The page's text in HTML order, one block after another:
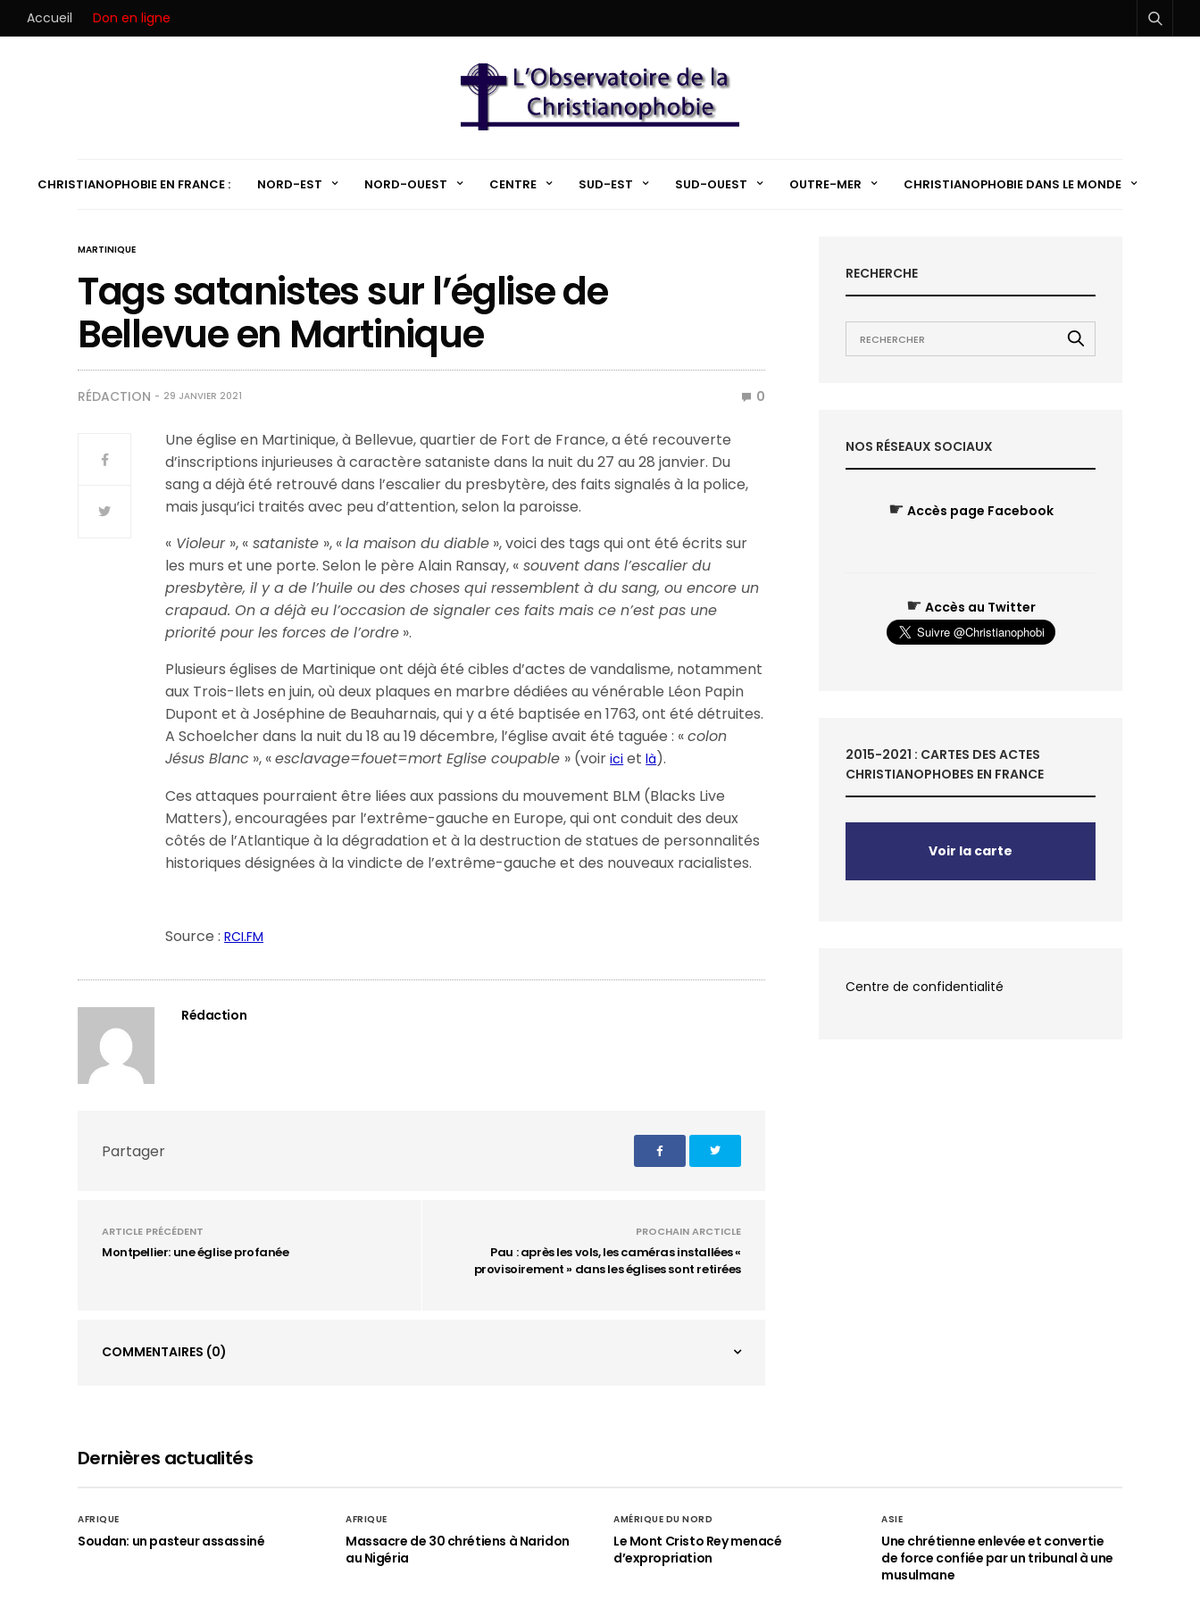
Accueil Don en ligne
CHRISTIANOPHOBIE EN FRANCE : NORD-EST NORD-OUEST CENTRE SUD-EST SUD-OUEST OUTRE-MER CHRISTIANOPHOBIE DANS LE MONDE
MARTINIQUE
Tags satanistes sur l’église de
Bellevue en Martinique
RÉDACTION 29 JANVIER 2021 0
Une église en Martinique, à Bellevue, quartier de Fort de France, a été recouverte
d’inscriptions injurieuses à caractère sataniste dans la nuit du 27 au 28 janvier. Du
sang a déjà été retrouvé dans l’escalier du presbytère, des faits signalés à la police,
mais jusqu’ici traités avec peu d’attention, selon la paroisse.
« Violeur », « sataniste », «la maison du diable », voici des tags qui ont été écrits sur
les murs et une porte. Selon le père Alain Ransay, « souvent dans l’escalier du
presbytère, il y a de l’huile ou des choses qui ressemblent à du sang, ou encore un
crapaud. On a déjà eu l’occasion de signaler ces faits mais ce n’est pas une
priorité pour les forces de l’ordre ».
Plusieurs églises de Martinique ont déjà été cibles d’actes de vandalisme, notamment
aux Trois-Ilets en juin, où deux plaques en marbre dédiées au vénérable Léon Papin
Dupont et à Joséphine de Beauharnais, qui y a été baptisée en 1763, ont été détruites.
A Schoelcher dans la nuit du 18 au 19 décembre, l’église avait été taguée : «colon
Jésus Blanc », «esclavage=fouet=mort Eglise coupable » (voirici etlà).
Ces attaques pourraient être liées aux passions du mouvement BLM (Blacks Live
Matters), encouragées par l’extrême-gauche en Europe, qui ont conduit des deux
côtés de l’Atlantique à la dégradation et à la destruction de statues de personnalités
historiques désignées à la vindicte de l’extrême-gauche et des nouveaux racialistes.
Source :RCI.FM
Rédaction
Partager
ARTICLE PRÉCÉDENT
Montpellier: une église profanée
PROCHAIN ARCTICLE
Pau : après les vols, les caméras installées «
provisoirement » dans les églises sont retirées
COMMENTAIRES (0)
RECHERCHE
NOS RÉSEAUX SOCIAUX
☛ Accès page Facebook
☛ Accès au Twitter
2015-2021 : CARTES DES ACTES
CHRISTIANOPHOBES EN FRANCE
Voir la carte
Centre de confidentialité
Dernières actualités
AFRIQUE
Soudan: un pasteur assassiné
AFRIQUE
Massacre de 30 chrétiens à Naridon
au Nigéria
AMÉRIQUE DU NORD
Le Mont Cristo Rey menacé
d’expropriation
ASIE
Une chrétienne enlevée et convertie
de force confiée par un tribunal à une
musulmane